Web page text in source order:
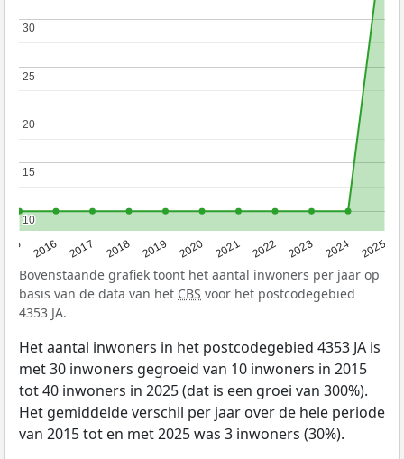
2016 2017 2018 2019 2020 2021 2022 2023 2024 2025
10
10
15
15
20
20
25
25
30
30
Bovenstaande grafiek toont het aantal inwoners per jaar op
basis van de data van het CBS voor het postcodegebied
4353 JA.
Het aantal inwoners in het postcodegebied 4353 JA is
met 30 inwoners gegroeid van 10 inwoners in 2015
tot 40 inwoners in 2025 (dat is een groei van 300%).
Het gemiddelde verschil per jaar over de hele periode
van 2015 tot en met 2025 was 3 inwoners (30%).